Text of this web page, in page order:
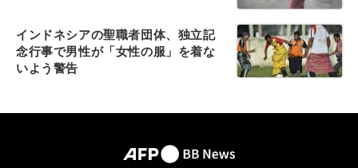
インドネシアの聖職者団体、独立記
念行事で男性が「女性の服」を着な
いよう警告